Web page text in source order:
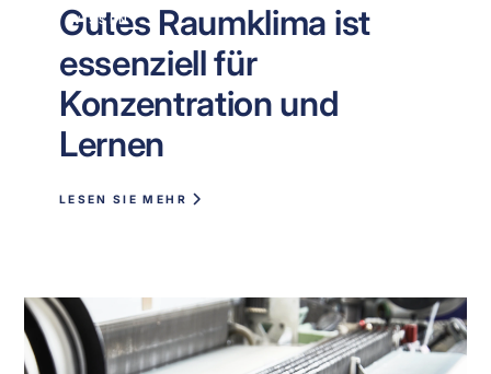
WISSEN
Gutes Raumklima ist
essenziell für
Konzentration und
Lernen
LESEN SIE MEHR